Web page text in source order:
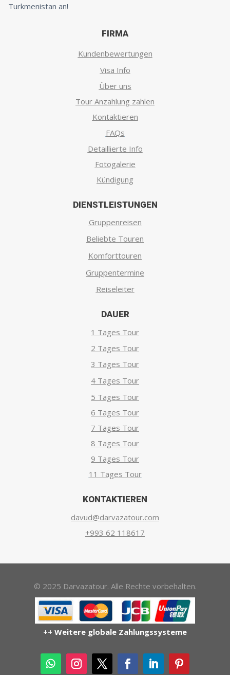
Turkmenistan an!
FIRMA
Kundenbewertungen
Visa Info
Über uns
Tour Anzahlung zahlen
Kontaktieren
FAQs
Detaillierte Info
Fotogalerie
Kündigung
DIENSTLEISTUNGEN
Gruppenreisen
Beliebte Touren
Komforttouren
Gruppentermine
Reiseleiter
DAUER
1 Tages Tour
2 Tages Tour
3 Tages Tour
4 Tages Tour
5 Tages Tour
6 Tages Tour
7 Tages Tour
8 Tages Tour
9 Tages Tour
11 Tages Tour
KONTAKTIEREN
davud@darvazatour.com
+993 62 118617
© 2025 Darvazatour. Alle Rechte vorbehalten.
++ Weitere globale Zahlungssysteme